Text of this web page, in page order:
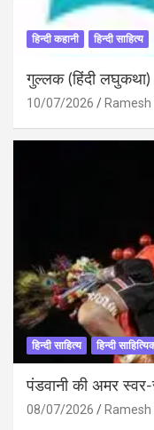
हिन्दी कहानी हिन्दी साहित्य
गुल्लक (हिंदी लघुकथा)
10/07/2026
हिन्दी साहित्य हिन्दी
पंडवानी की अमर
08/07/2026